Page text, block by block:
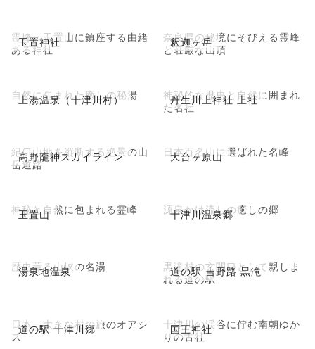
玉置神社
霊峰・玉置山に鎮座する由緒
ある神社
釈迦ヶ岳
奈良県の秘境にそびえる霊峰
と荘厳な山頂
上湯温泉（十津川村）
自然に包まれた癒しの秘湯 丹生川上神社 上社
神秘的な歴史と自然に囲まれ
た名社
高野龍神スカイライン
紀伊山地を縦断する絶景の山
岳道路
大台ヶ原山
日本百名山に選ばれた名峰
玉置山
神秘と自然に包まれる霊峰 十津川温泉郷
源泉かけ流しの癒しの郷
湯泉地温泉
歴史薫る山峡の名湯 道の駅 吉野路 黒滝
黒滝村の玄関口として親しま
れる道の駅
道の駅 十津川郷
日本一大きな村の旅のオアシ
ス
国王神社
十津川の渓谷に佇む南朝ゆか
りの古社